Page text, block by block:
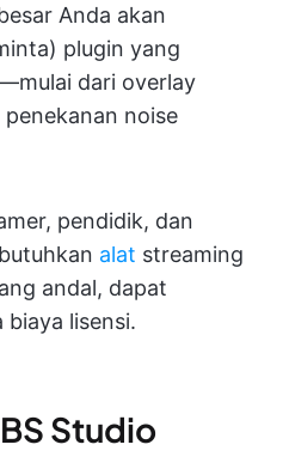
Anda akan
plugin yang
dari overlay
noise
pendidik, dan
alat streaming
andal, dapat
biaya lisensi.
Studio